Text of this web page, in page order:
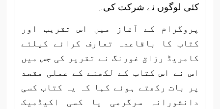
کئی لوگوں نے شرکت کی۔
پروگرام کے آغاز میں اس تقریب اور
کتاب کا باقاعدہ تعارف کرانے کیلئے
کامریڈ رزاق غورنگ نے تقریر کی جس میں
اس نے اس کتاب کے لکھنے کے عملی مقصد
پر بات رکھتے ہوئے کہا کہ یہ کتاب کسی
دانشورانہ سرگرمی یا کسی اکیڈمیک